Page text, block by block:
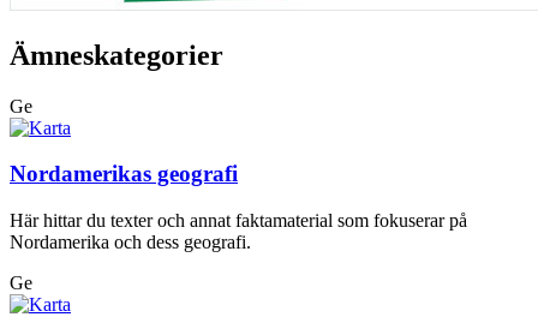
Ämneskategorier
Ge
Nordamerikas geografi
Här hittar du texter och annat faktamaterial som fokuserar på
Nordamerika och dess geografi.
Ge